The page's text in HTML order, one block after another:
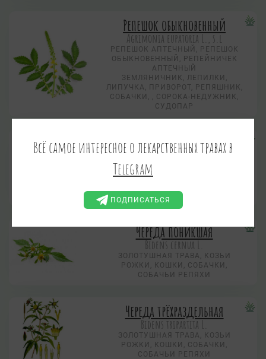
Репешок обыкновенный
Agrimonia eupatoria L., s.l
РЕПЕШОК АПТЕЧНЫЙ, РЕПЕШОК
ОБЫКНОВЕННЫЙ, РЕПЕЙНИЧЕК
АПТЕЧНЫЙ
ЗЕМЛЯНИЧНИК, ЛЕПИЛКИ,
ЛИПУЧКА, ПРИВОРОТ, РЕПЯШНИК,
СОБАЧКИ, , СОРОКА-НЕДУЖНИК,
СУДОПАР
Череда лучистая
Bidens radiata Thuill.
ЧЕРЕДА ЛУЧЕВАЯ
ЗОЛОТУШНАЯ ТРАВА, КОЗЬИ
СОБАЧЬИ РЕПЯХИ
Череда поникшая
Bidens cernua L.
ЗОЛОТУШНАЯ ТРАВА, КОЗЬИ
РОЖКИ, КОШКИ, СОБАЧКИ,
СОБАЧЬИ РЕПЯХИ
Череда трёхраздельная
Bidens tripartita L.
ЗОЛОТУШНАЯ ТРАВА, КОЗЬИ
РОЖКИ, КОШКИ, СОБАЧКИ,
СОБАЧЬИ РЕПЯХИ
Всё самое интересное о лекарственных травах в
Telegram
ПОДПИСАТЬСЯ